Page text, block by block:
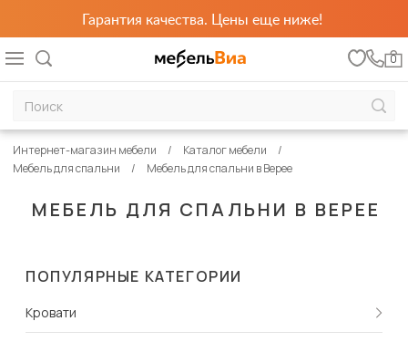
Гарантия качества. Цены еще ниже!
0
МЕБЕЛЬ ДЛЯ СПАЛЬНИ В ВЕРЕЕ
Интернет-магазин мебели
Каталог мебели
Мебель для спальни
Мебель для спальни в Верее
ПОПУЛЯРНЫЕ КАТЕГОРИИ
Кровати